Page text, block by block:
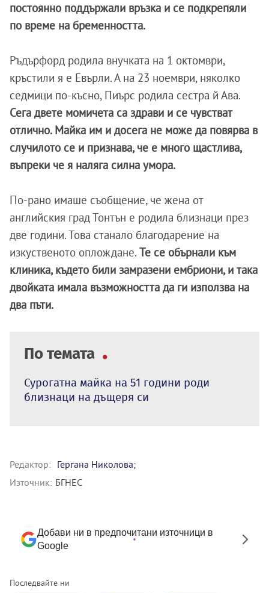
постоянно поддържали връзка и се подкрепяли
по време на бременността.
Ръдърфорд родила внучката на 1 октомври,
кръстили я е Евърли. А на 23 ноември, няколко
седмици по-късно, Пиърс родила сестра й Ава.
Сега двете момичета са здрави и се чувстват
отлично. Майка им и досега не може да повярва в
случилото се и признава, че е много щастлива,
въпреки че я наляга силна умора.
По-рано имаше съобщение, че жена от
английския град Тонтън е родила близнаци през
две години. Това станало благодарение на
изкуственото оплождане. Те се обърнали към
клиника, където били замразени ембриони, и така
двойката имала възможността да ги използва на
два пъти.
По темата
Сурогатна майка на 51 години роди
близнаци на дъщеря си
Редактор: Гергана Николова;
Източник: БГНЕС
Добави ни в предпочитани източници в
Google
Последвайте ни